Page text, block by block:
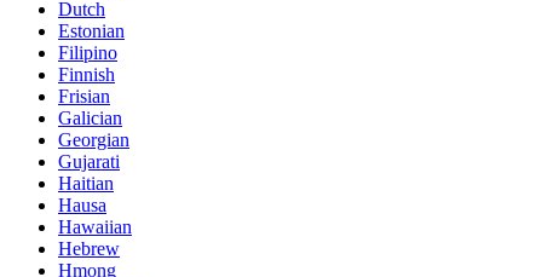
Dutch
Estonian
Filipino
Finnish
Frisian
Galician
Georgian
Gujarati
Haitian
Hausa
Hawaiian
Hebrew
Hmong